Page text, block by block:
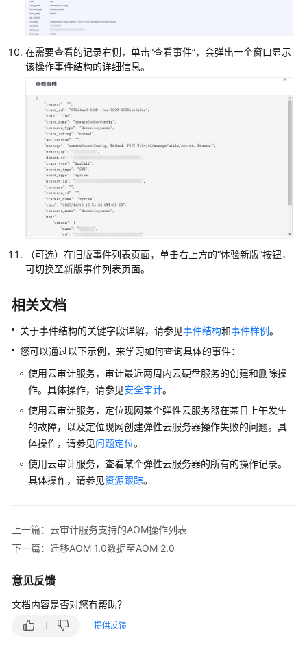
在需要查看的记录右侧，单击“查看事件”，会弹出一个窗口显示
该操作事件结构的详细信息。
（可选）在旧版事件列表页面，单击右上方的“体验新版”按钮，
可切换至新版事件列表页面。
相关文档
关于事件结构的关键字段详解，请参见事件结构和事件样例。
您可以通过以下示例，来学习如何查询具体的事件：
使用云审计服务，审计最近两周内云硬盘服务的创建和删除操
作。具体操作，请参见安全审计。
使用云审计服务，定位现网某个弹性云服务器在某日上午发生
的故障，以及定位现网创建弹性云服务器操作失败的问题。具
体操作，请参见问题定位。
使用云审计服务，查看某个弹性云服务器的所有的操作记录。
具体操作，请参见资源跟踪。
上一篇：云审计服务支持的AOM操作列表
下一篇：迁移AOM 1.0数据至AOM 2.0
意见反馈
文档内容是否对您有帮助？
提供反馈